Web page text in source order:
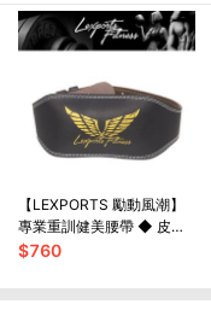
【LEXPORTS 勵動風潮】
專業重訓健美腰帶 ◆ 皮革
雙扣腰帶
$760